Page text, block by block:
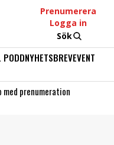
Prenumerera
Logga in
Sök
PODDNYHETSBREVEVENT
med prenumeration